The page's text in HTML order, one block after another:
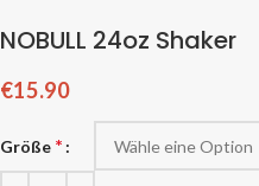
NOBULL 24oz Shaker
€15.90
Größe *